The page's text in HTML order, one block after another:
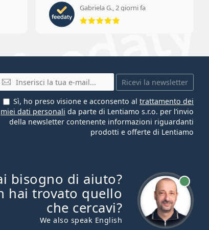
Gabriela G., 2 giorni fa
valutazione 5 di 5
E-mail
Ricevi la newsletter
Sì, ho preso visione e acconsento al trattamento dei
miei dati personali da parte di Lentiamo s.r.o. per l’invio
della newsletter contenente informazioni riguardanti
prodotti e offerte di Lentiamo
bisogno di aiuto?
hai trovato quello
che cercavi?
We also speak English